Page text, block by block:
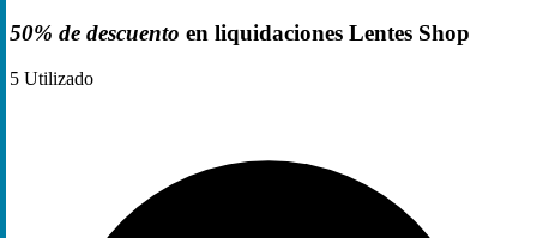
50% de descuento en liquidaciones Lentes Shop
5 Utilizado